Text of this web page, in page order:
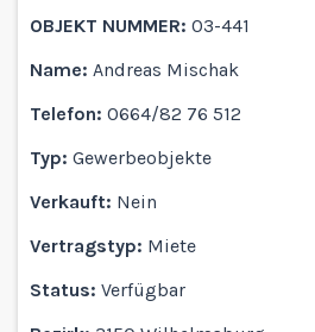
OBJEKT NUMMER: 03-441
Name: Andreas Mischak
Telefon: 0664/82 76 512
Typ: Gewerbeobjekte
Verkauft: Nein
Vertragstyp: Miete
Status: Verfügbar